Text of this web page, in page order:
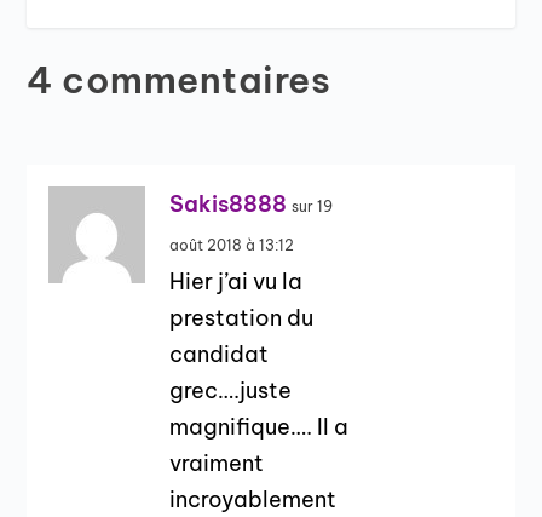
4 commentaires
Sakis8888 sur 19
août 2018 à 13:12
Hier j’ai vu la
prestation du
candidat
grec….juste
magnifique…. Il a
vraiment
incroyablement